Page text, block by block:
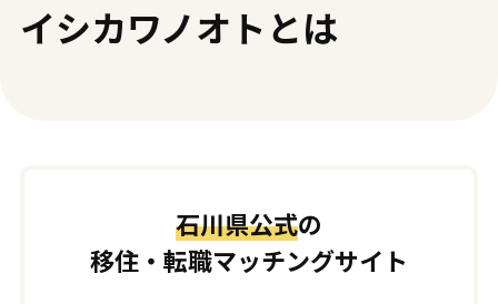
イシカワノオトとは
石川県公式の
移住・転職マッチングサイト